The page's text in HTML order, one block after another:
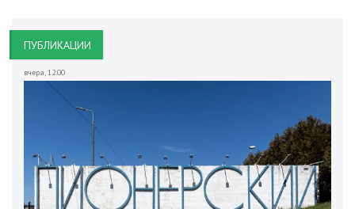
ПУБЛИКАЦИИ
вчера,12:00